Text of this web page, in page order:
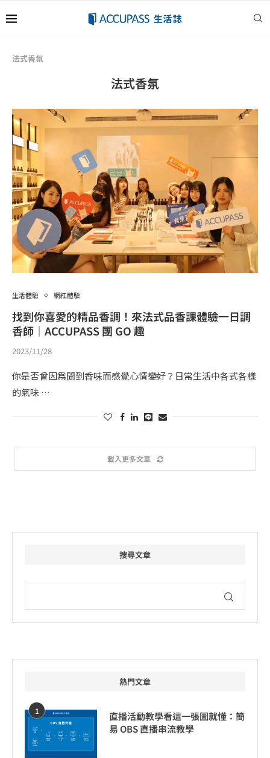
法式香氛
法式香氛
生活體驗 網紅體驗
找到你喜愛的精品香調！來法式品香課體驗一日調
香師｜ACCUPASS 團 GO 趣
2023/11/28
你是否曾因爲聞到香味而感覺心情變好？日常生活中各式各樣
的氣味 …
載入更多文章
搜尋文章
熱門文章
1
直播活動教學看這一張圖就懂：簡
易 OBS 直播串流教學